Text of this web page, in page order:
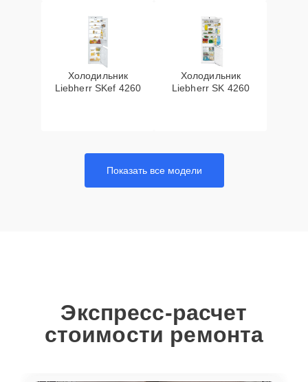
Холодильник
Liebherr SKef 4260
Холодильник
Liebherr SK 4260
Показать все модели
Экспресс-расчет
стоимости ремонта